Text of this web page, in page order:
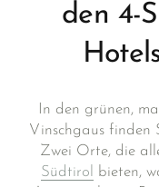
den 4-
In den grünen,
Vinschgaus finden
Zwei Orte, die
Südtirol
bieten,